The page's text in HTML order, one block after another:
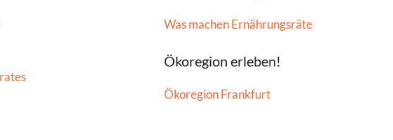
Was machen Ernährungsräte
Ökoregion erleben!
Ökoregion Frankfurt